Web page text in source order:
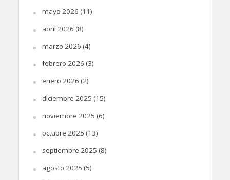
mayo 2026 (11)
abril 2026 (8)
marzo 2026 (4)
febrero 2026 (3)
enero 2026 (2)
diciembre 2025 (15)
noviembre 2025 (6)
octubre 2025 (13)
septiembre 2025 (8)
agosto 2025 (5)